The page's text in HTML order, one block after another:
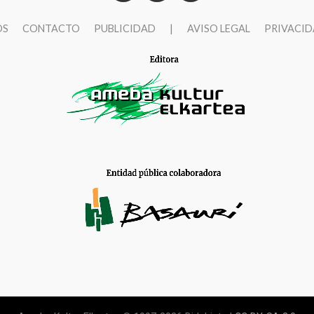
CONTACTO PUBLICIDAD | AVISO LEGAL